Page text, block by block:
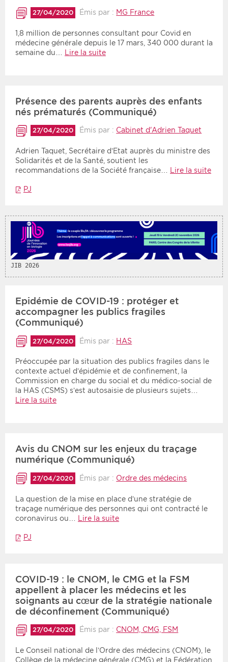
27/04/2020 Émis par : MG France
1,8 million de personnes consultant pour Covid en
médecine générale depuis le 17 mars, 340 000 durant la
semaine du…
Lire la suite
Présence des parents auprès des enfants
nés prématurés (Communiqué)
27/04/2020 Émis par : Cabinet d'Adrien Taquet
Adrien Taquet, Secrétaire d’Etat auprès du ministre des
Solidarités et de la Santé, soutient les
recommandations de la Société française…
Lire la suite
PJ
JIB 2026
Epidémie de COVID-19 : protéger et
accompagner les publics fragiles
(Communiqué)
27/04/2020 Émis par : HAS
Préoccupée par la situation des publics fragiles dans le
contexte actuel d’épidémie et de confinement, la
Commission en charge du social et du médico-social de
la HAS (CSMS) s’est autosaisie de plusieurs sujets…
Lire la suite
Avis du CNOM sur les enjeux du traçage
numérique (Communiqué)
27/04/2020 Émis par : Ordre des médecins
La question de la mise en place d’une stratégie de
traçage numérique des personnes qui ont contracté le
coronavirus ou…
Lire la suite
PJ
COVID-19 : le CNOM, le CMG et la FSM
appellent à placer les médecins et les
soignants au cœur de la stratégie nationale
de déconfinement (Communiqué)
27/04/2020 Émis par : CNOM, CMG, FSM
Le Conseil national de l’Ordre des médecins (CNOM), le
Collège de la médecine générale (CMG) et la Fédération